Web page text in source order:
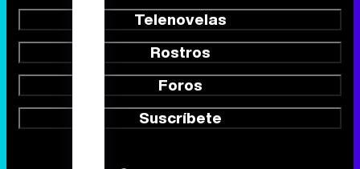
Telenovelas
Rostros
Foros
Suscríbete